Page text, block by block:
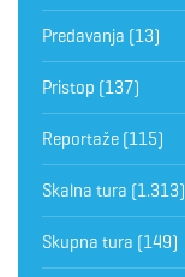
Predavanja (13)
Pristop (137)
Reportaže (115)
Skalna tura (1.313)
Skupna tura (149)